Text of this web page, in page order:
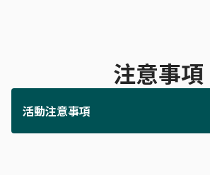
注意事項
活動注意事項